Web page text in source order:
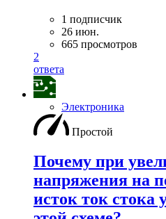
1 подписчик
26 июн.
665 просмотров
2
ответа
Электроника
Простой
Почему при
напряжения на
исток ток стока